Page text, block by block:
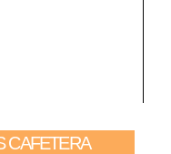
CAFETERA